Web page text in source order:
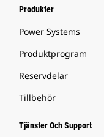
Produkter
Power Systems
Produktprogram
Reservdelar
Tillbehör
Tjänster Och Support